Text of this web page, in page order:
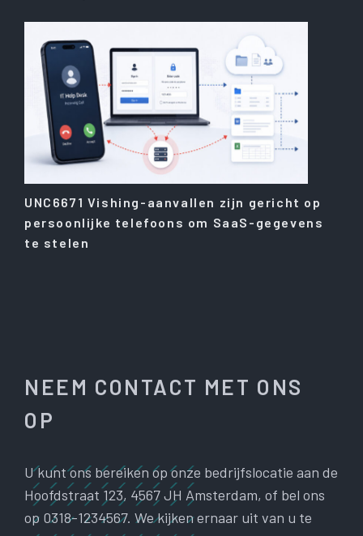
UNC6671 Vishing-aanvallen zijn gericht op
persoonlijke telefoons om SaaS-gegevens
te stelen
NEEM CONTACT MET ONS
OP
U kunt ons bereiken op onze bedrijfslocatie aan de
Hoofdstraat 123, 4567 JH Amsterdam, of bel ons
op 0318-1234567. We kijken ernaar uit van u te